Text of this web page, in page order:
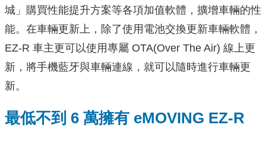
城」購買性能提升方案等各項加值軟體，擴增車輛的性
能。在車輛更新上，除了使用電池交換更新車輛軟體，
EZ-R 車主更可以使用專屬 OTA(Over The Air) 線上更
新，將手機藍牙與車輛連線，就可以隨時進行車輛更
新。
最低不到 6 萬擁有 eMOVING EZ-R